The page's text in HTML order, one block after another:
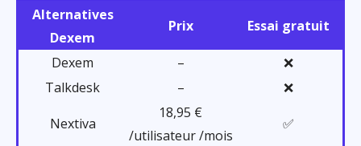
Alternatives
Dexem
Prix Essai gratuit
Dexem –
❌
Talkdesk
– ❌
Nextiva
18,95 €
/utilisateur /mois
✅